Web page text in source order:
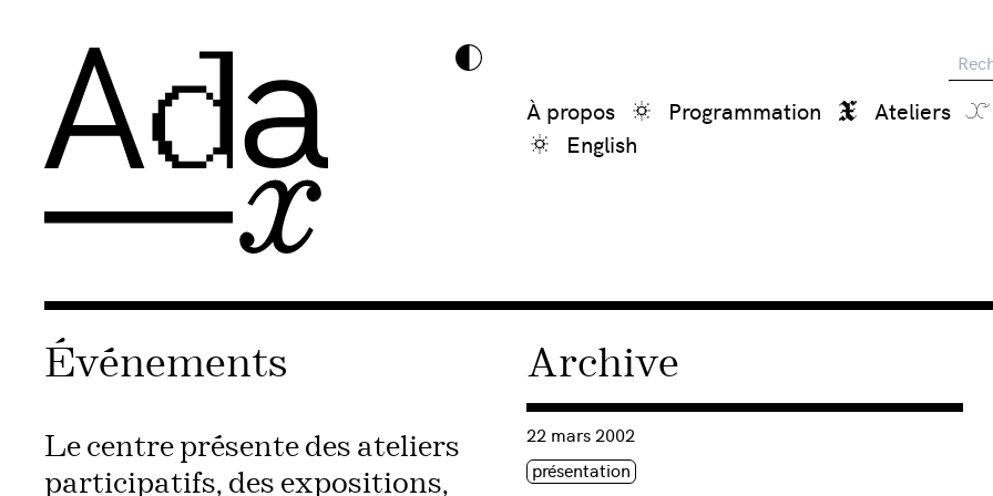
À propos Programmation Ateliers
English
Événements
Le centre présente des ateliers
participatifs, des expositions,
Archive
Consulter « Salon Femmes br@nchées #40 :: Science
22 mars 2002
Étiquette(s)
présentation